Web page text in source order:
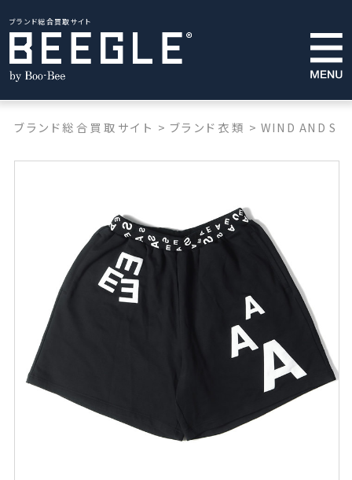
ブランド総合買取サイト
ブランド総合買取サイト > ブランド衣類 > WIND AND